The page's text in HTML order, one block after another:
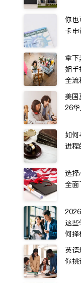
你
卡申
拿
姐
全流
美国
26
如
进程
选
全面
这
何择
英语
你挑